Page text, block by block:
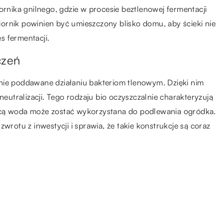
gnilnego, gdzie w procesie beztlenowej fermentacji
powinien być umieszczony blisko domu, aby ścieki nie
fermentacji.
poddawane działaniu bakteriom tlenowym. Dzięki nim
Tego rodzaju bio oczyszczalnie charakteryzują
woda może zostać wykorzystana do podlewania ogródka.
z inwestycji i sprawia, że takie konstrukcje są coraz